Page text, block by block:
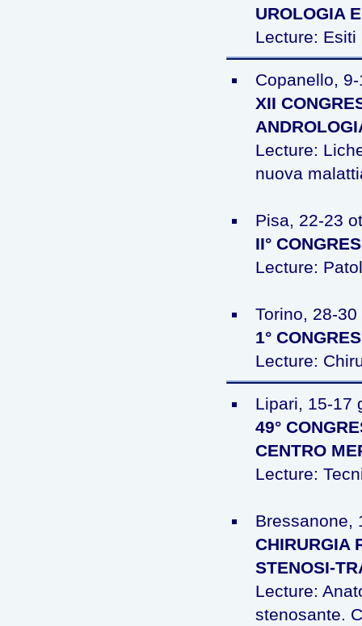
UROLOGIA
Lecture:
Copanello,
XII
Lecture:
nuova
Pisa, 22-23
II°
Lecture:
Torino, 28-
1°
Lecture:
Lipari, 15-17
49°
CENTRO
Lecture:
Bressanone,
CHIRURGIA
STENOSI-
Lecture:
stenosante.